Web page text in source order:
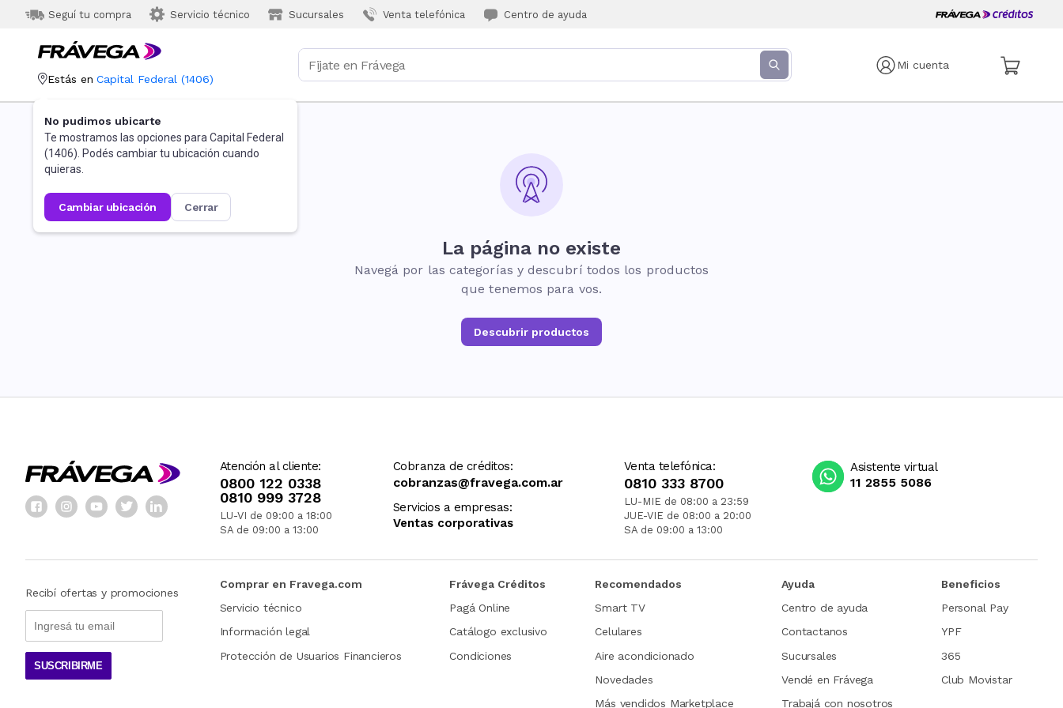
Seguí tu compra Servicio técnico Sucursales Venta telefónica Centro de ayuda
Mi cuenta
Estás en Capital Federal (1406)
No pudimos ubicarte
Te mostramos las opciones para Capital Federal
(1406). Podés cambiar tu ubicación cuando
quieras.
cambiar ubicación cerrar
La página no existe
Navegá por las categorías y descubrí todos los productos
que tenemos para vos.
Descubrir productos
Atención al cliente:
0800 122 0338
0810 999 3728
LU-VI de 09:00 a 18:00
SA de 09:00 a 13:00
Cobranza de créditos:
cobranzas@fravega.com.ar
Servicios a empresas:
Ventas corporativas
Venta telefónica:
0810 333 8700
LU-MIE de 08:00 a 23:59
JUE-VIE de 08:00 a 20:00
SA de 09:00 a 13:00
Asistente virtual
11 2855 5086
Recibí ofertas y promociones
SUSCRIBIRME
Comprar en Fravega.com
Servicio técnico
Información legal
Protección de Usuarios Financieros
Frávega Créditos
Pagá Online
Catálogo exclusivo
Condiciones
Recomendados
Smart TV
Celulares
Aire acondicionado
Novedades
Más vendidos Marketplace
Ayuda
Centro de ayuda
Contactanos
Sucursales
Vendé en Frávega
Trabajá con nosotros
Beneficios
Personal Pay
YPF
365
Club Movistar